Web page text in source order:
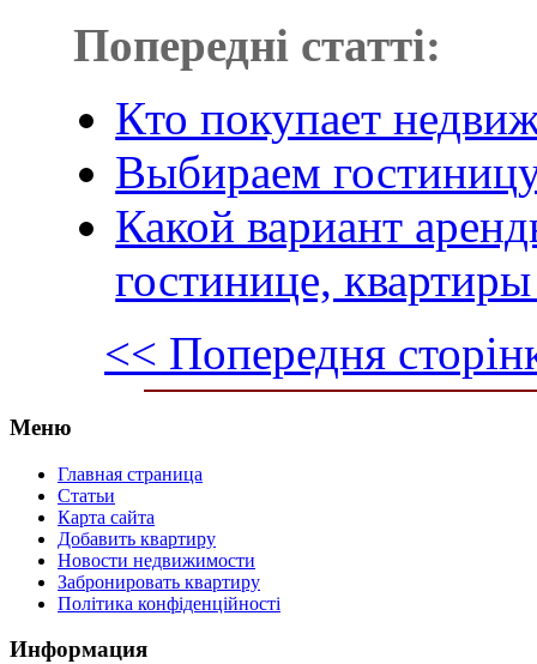
Попередні статті:
Кто покупает
Выбираем
Какой вариант
гостинице,
<< Попередня
Меню
Главная страница
Статьи
Карта сайта
Добавить квартиру
Новости недвижимости
Забронировать квартиру
Політика конфіденційності
Информация